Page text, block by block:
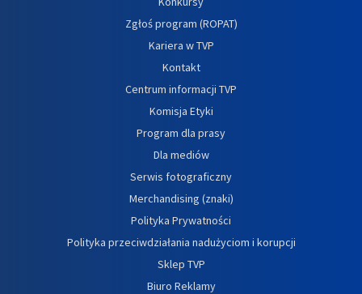
Zgłoś program (ROPAT)
Kariera w TVP
Kontakt
Centrum informacji TVP
Komisja Etyki
Program dla prasy
Dla mediów
Serwis fotograficzny
Merchandising (znaki)
Polityka Prywatności
Polityka przeciwdziałania nadużyciom i korupcji
Sklep TVP
Biuro Reklamy